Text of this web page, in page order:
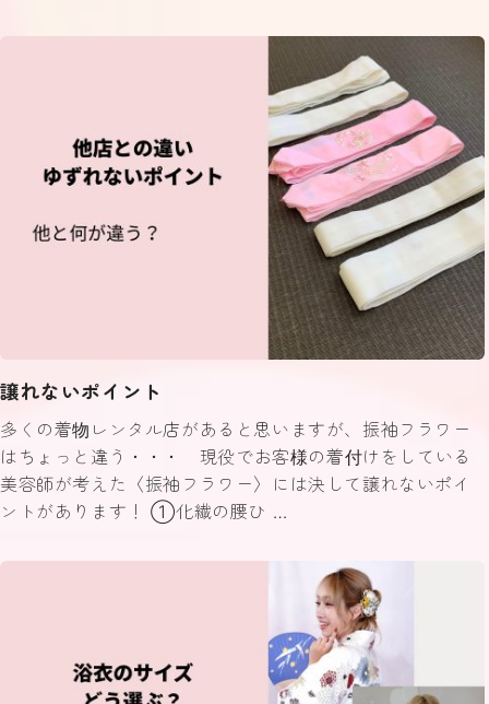
譲れないポイント
多くの着物レンタル店があると思いますが、振袖フラワー
はちょっと違う・・・ 現役でお客様の着付けをしている
美容師が考えた〈振袖フラワー〉には決して譲れないポイ
ントがあります！ ①化繊の腰ひ …